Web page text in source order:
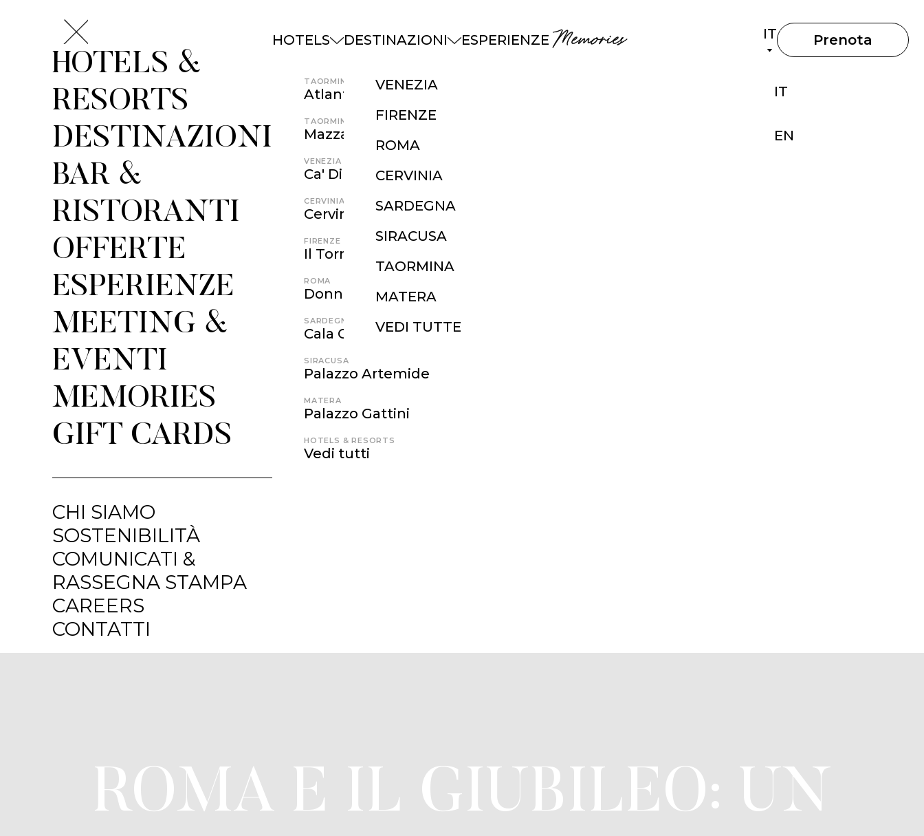
HOTELS &
RESORTS
DESTINAZIONI
BAR &
RISTORANTI
OFFERTE
ESPERIENZE
MEETING &
EVENTI
MEMORIES
GIFT CARDS
CHI SIAMO
SOSTENIBILITÀ
COMUNICATI &
RASSEGNA STAMPA
CAREERS
CONTATTI
HOTELS
TAORMINA
Atlantis Bay
TAORMINA
Mazzarò Sea Palace
VENEZIA
Ca' Di Dio
CERVINIA
Cervino
FIRENZE
Il Tornabuoni
ROMA
Donna Camilla Savelli
SARDEGNA
Cala Cuncheddi
SIRACUSA
Palazzo Artemide
MATERA
Palazzo Gattini
HOTELS & RESORTS
Vedi tutti
DESTINAZIONI
VENEZIA
FIRENZE
ROMA
CERVINIA
SARDEGNA
SIRACUSA
TAORMINA
MATERA
VEDI TUTTE
ESPERIENZE Memories IT
IT
EN
Prenota
ROMA E IL GIUBILEO: UN